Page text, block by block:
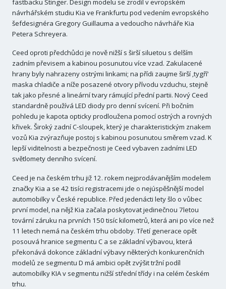
návrhářském studiu Kia ve Frankfurtu pod vedením evropského
šefdesignéra Gregory Guillauma a vedoucího návrháře Kia
Petera Schreyera.
Ceed oproti předchůdci je nově nižší s širší siluetou s delším
zadním převisem a kabinou posunutou více vzad. Zakulacené
hrany byly nahrazeny ostrými linkami; na přídi zaujme širší ‚tygří‘
maska chladiče a níže posazené otvory přívodu vzduchu, stejně
tak jako přesné a lineární tvary rámující přední partii. Nový Ceed
standardně používá LED diody pro denní svícení. Při bočním
pohledu je kapota opticky prodloužena pomocí ostrých a rovných
křivek. Široký zadní C-sloupek, který je charakteristickým znakem
vozů Kia zvýrazňuje postoj s kabinou posunutou směrem vzad. K
lepší viditelnosti a bezpečnosti je Ceed vybaven zadními LED
světlomety denního svícení.
Ceed je na českém trhu již 12. rokem nejprodávanějším modelem
značky Kia a se 42 tisíci registracemi jde o nejúspěšnější model
automobilky v České republice. Před jedenácti lety šlo o vůbec
první model, na nějž Kia začala poskytovat jedinečnou 7letou
tovární záruku na prvních 150 tisíc kilometrů, která ani po více než
11 letech nemá na českém trhu obdoby. Třetí generace opět
posouvá hranice segmentu C a se základní výbavou, která
překonává dokonce základní výbavy některých konkurenčních
modelů ze segmentu D má ambici opět zvýšit tržní podíl
automobilky KIA v segmentu nižší střední třídy i na celém českém
trhu.